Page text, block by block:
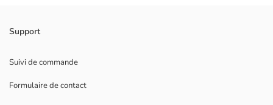
Support
Suivi de commande
Formulaire de contact